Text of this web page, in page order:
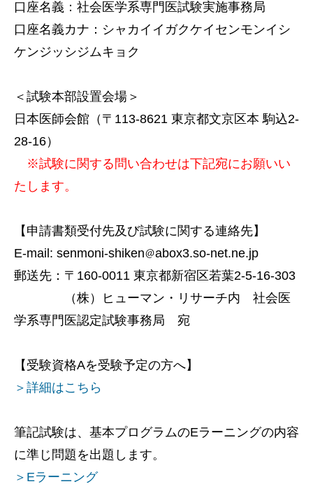
口座名義：社会医学系専門医試験実施事務局
口座名義カナ：シャカイイガクケイセンモンイシ
ケンジッシジムキョク
＜試験本部設置会場＞
日本医師会館（〒113-8621 東京都文京区本 駒込2-
28-16）
※試験に関する問い合わせは下記宛にお願いい
たします。
【申請書類受付先及び試験に関する連絡先】
E-mail: senmoni-shiken
abox3.so-net.ne.jp
郵送先：〒160-0011 東京都新宿区若葉2-5-16-303
（株）ヒューマン・リサーチ内 社会医
学系専門医認定試験事務局 宛
【受験資格Aを受験予定の方へ】
＞詳細はこちら
筆記試験は、基本プログラムのEラーニングの内容
に準じ問題を出題します。
＞Eラーニング